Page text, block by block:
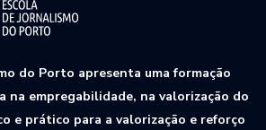
do Porto apresenta uma formação
na empregabilidade, na valorização do
e prático para a valorização e reforço